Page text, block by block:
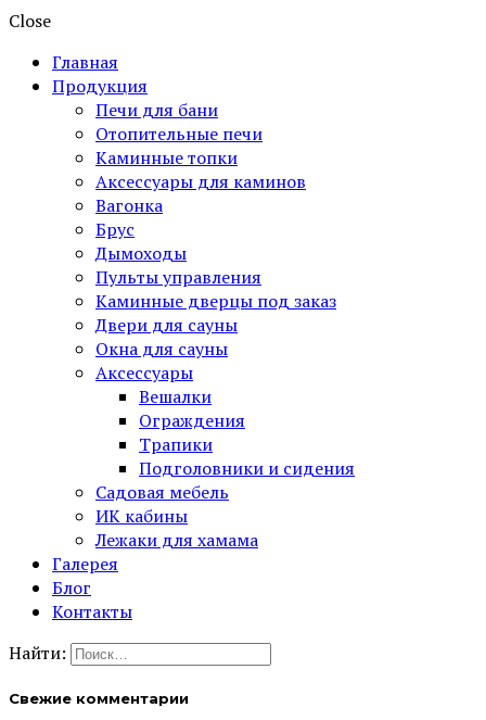
Close
Главная
Продукция
Печи для бани
Отопительные печи
Каминные топки
Аксессуары для каминов
Вагонка
Брус
Дымоходы
Пульты управления
Каминные дверцы под заказ
Двери для сауны
Окна для сауны
Аксессуары
Вешалки
Ограждения
Трапики
Подголовники и сидения
Садовая мебель
ИК кабины
Лежаки для хамама
Галерея
Блог
Контакты
Найти:
Свежие комментарии